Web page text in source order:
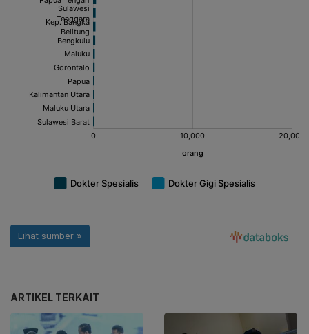
ARTIKEL TERKAIT